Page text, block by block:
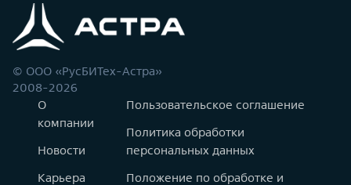
© ООО «РусБИТех-Астра»
2008-2026
О
компании
Новости
Карьера
Пользовательское соглашение
Политика обработки
персональных данных
Положение по обработке и